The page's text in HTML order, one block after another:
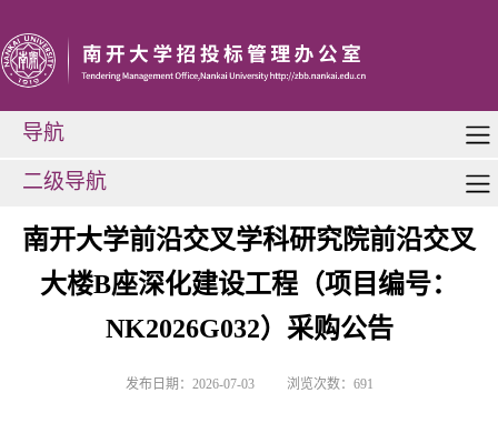
导航
二级导航
南开大学前沿交叉学科研究院前沿交叉
大楼B座深化建设工程（项目编号：
NK2026G032）采购公告
发布日期：2026-07-03 浏览次数： 691